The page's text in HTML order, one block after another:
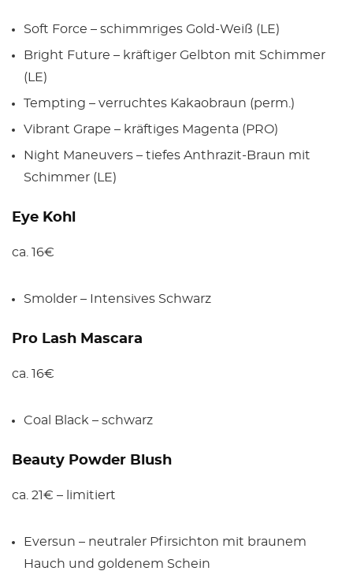
Soft Force – schimmriges Gold-Weiß (LE)
Bright Future – kräftiger Gelbton mit Schimmer
(LE)
Tempting – verruchtes Kakaobraun (perm.)
Vibrant Grape – kräftiges Magenta (PRO)
Night Maneuvers – tiefes Anthrazit-Braun mit
Schimmer (LE)
Eye Kohl
ca. 16€
Smolder – Intensives Schwarz
Pro Lash Mascara
ca. 16€
Coal Black – schwarz
Beauty Powder Blush
ca. 21€ – limitiert
Eversun – neutraler Pfirsichton mit braunem
Hauch und goldenem Schein